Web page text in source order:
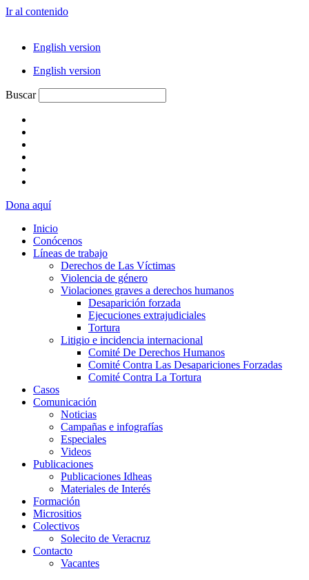
Ir al contenido
English version
English version
Buscar
Dona aquí
Inicio
Conócenos
Líneas de trabajo
Derechos de Las Víctimas
Violencia de género
Violaciones graves a derechos humanos
Desaparición forzada​
Ejecuciones extrajudiciales
Tortura
Litigio e incidencia internacional
Comité De Derechos Humanos​
Comité Contra Las Desapariciones Forzadas
Comité Contra La Tortura​
Casos
Comunicación
Noticias
Campañas e infografías
Especiales
Videos
Publicaciones
Publicaciones Idheas
Materiales de Interés
Formación
Micrositios
Colectivos
Solecito de Veracruz
Contacto
Vacantes